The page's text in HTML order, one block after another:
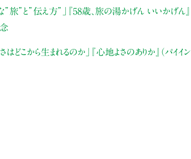
”旅”と”伝え方”」
『58歳、旅の湯かげん いいかげん』
はどこから生まれるのか」
『心地よさのありか』（パイイン